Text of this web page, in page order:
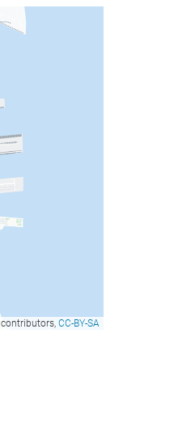
contributors, CC-BY-SA